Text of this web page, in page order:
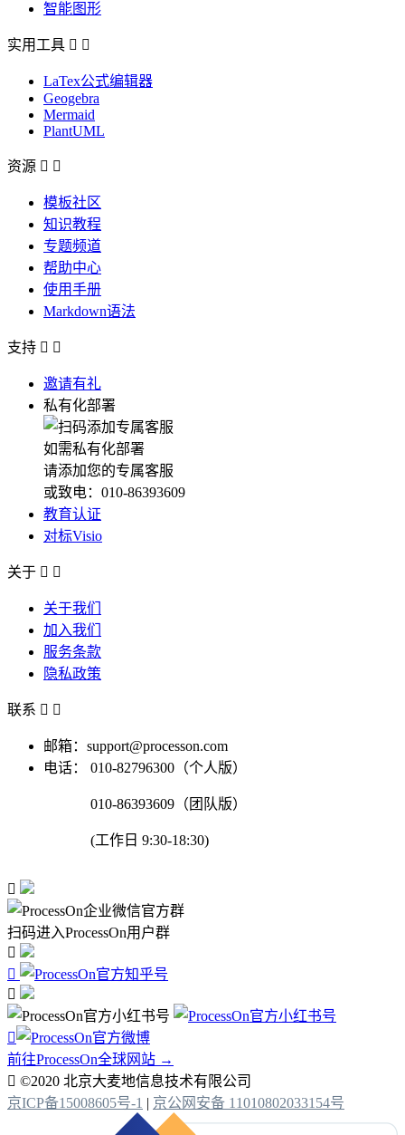
智能图形
实用工具  
LaTex公式编辑器
Geogebra
Mermaid
PlantUML
资源  
模板社区
知识教程
专题频道
帮助中心
使用手册
Markdown语法
支持  
邀请有礼
私有化部署
如需私有化部署
请添加您的专属客服
或致电：010-86393609
教育认证
对标Visio
关于  
关于我们
加入我们
服务条款
隐私政策
联系  
邮箱：support@processon.com
电话：
010-82796300（个人版）
010-86393609（团队版）
(工作日 9:30-18:30)

扫码进入ProcessOn用户群




前往ProcessOn全球网站 →
 ©2020 北京大麦地信息技术有限公司
京ICP备15008605号-1 | 京公网安备 11010802033154号